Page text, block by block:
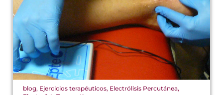
blog, Ejercicios terapéuticos, Electrólisis Percutánea,